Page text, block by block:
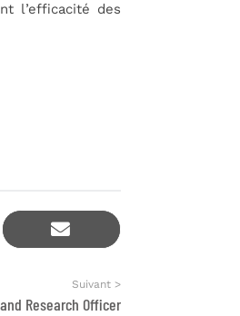
l’efficacité des
Suivant >
Research Officer